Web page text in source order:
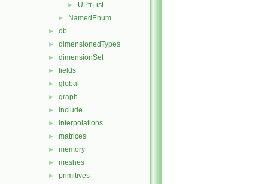
► UPtrList
► NamedEnum
► db
► dimensionedTypes
► dimensionSet
► fields
► global
► graph
► include
► interpolations
► matrices
► memory
► meshes
► primitives